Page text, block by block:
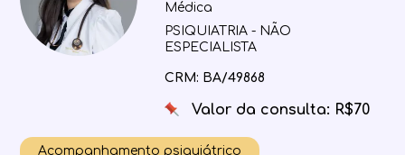
Médica
PSIQUIATRIA - NÃO
ESPECIALISTA
CRM: BA/49868
Valor da consulta: R$70
Acompanhamento psiquiátrico